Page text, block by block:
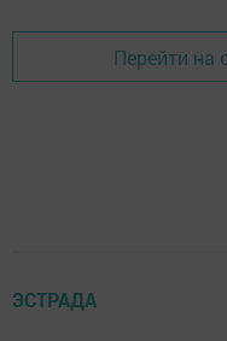
Перейти на
ЭСТРАДА